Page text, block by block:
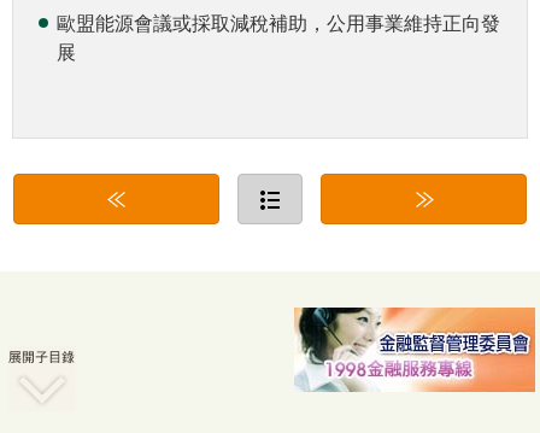
歐盟能源會議或採取減稅補助，公用事業維持正向發
展